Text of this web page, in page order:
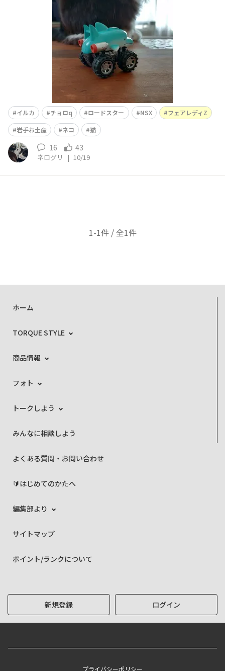
イルカ チョロq ロードスター NSX
フェアレディZ
岩手お土産
ネコ 猫
16 43
ネログリ | 10/19
1-1件 / 全1件
ホーム
TORQUE STYLE
商品情報
フォト
トークしよう
みんなに相談しよう
よくある質問・お問い合わせ
🔰はじめてのかたへ
編集部より
サイトマップ
ポイント/ランクについて
新規登録 ログイン
プライバシーポリシー